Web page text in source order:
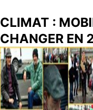
CLIMAT :
CHANGER EN